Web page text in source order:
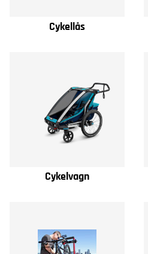
Cykellås
Cykelvagn